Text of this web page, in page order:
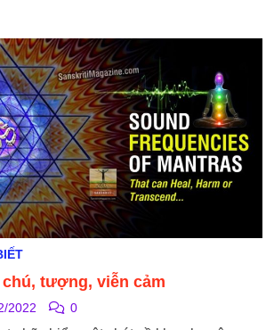
tượng, viễn cảm
2022 0